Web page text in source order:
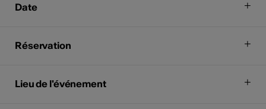
Date
Réservation
Lieu de l'événement